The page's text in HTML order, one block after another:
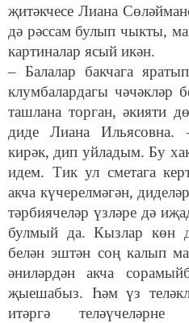
җитәкчесе Лиана
дә рәссам булып чыкты,
картиналар ясый икән.
– Балалар бакчага
клумбалардагы чәчәкләр
ташлана торган, әкияти
диде Лиана Ильясовна.
кирәк, дип уйладым. Бу
идем. Тик ул сметага
акча күчерелмәгән,
тәрбиячеләр үзләре дә
булмый да. Кызлар көн
белән эштән соң калып
әниләрдән акча
җыешабыз. Һәм үз
итәргә